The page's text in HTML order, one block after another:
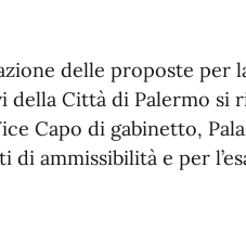
delle proposte per
della Città di Palermo si
Capo di gabinetto,
di ammissibilità e per